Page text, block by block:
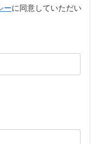
ーに同意していただい